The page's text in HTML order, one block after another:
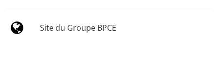
Site du Groupe BPCE